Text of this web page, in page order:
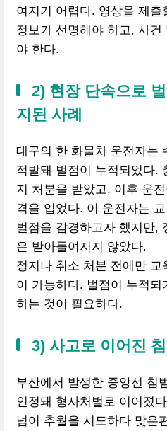
여지기 어렵다. 영상을 제출
정보가 선명해야 하고, 사건
야 한다.
2) 현장 단속으로
지된 사례
대구의 한 화물차 운전자는
적발돼 벌점이 누적되었다.
지 처분을 받았고, 이후 운
격을 입었다. 이 운전자는
벌점을 감경하고자 했지만,
은 받아들여지지 않았다.
정지나 취소 처분 전에만
이 가능하다. 벌점이 누적
하는 것이 필요하다.
3) 사고로 이어진
부산에서 발생한 중앙선 침
인정돼 형사처벌로 이어졌
넘어 추월을 시도하다 맞은